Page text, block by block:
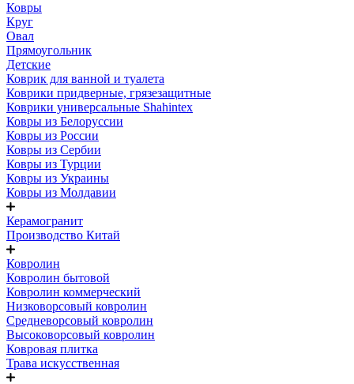
Ковры
Круг
Овал
Прямоугольник
Детские
Коврик для ванной и туалета
Коврики придверные, грязезащитные
Коврики универсальные Shahintex
Ковры из Белоруссии
Ковры из России
Ковры из Сербии
Ковры из Турции
Ковры из Украины
Ковры из Молдавии
Керамогранит
Производство Китай
Ковролин
Ковролин бытовой
Ковролин коммерческий
Низковорсовый ковролин
Средневорсовый ковролин
Высоковорсовый ковролин
Ковровая плитка
Трава искусственная